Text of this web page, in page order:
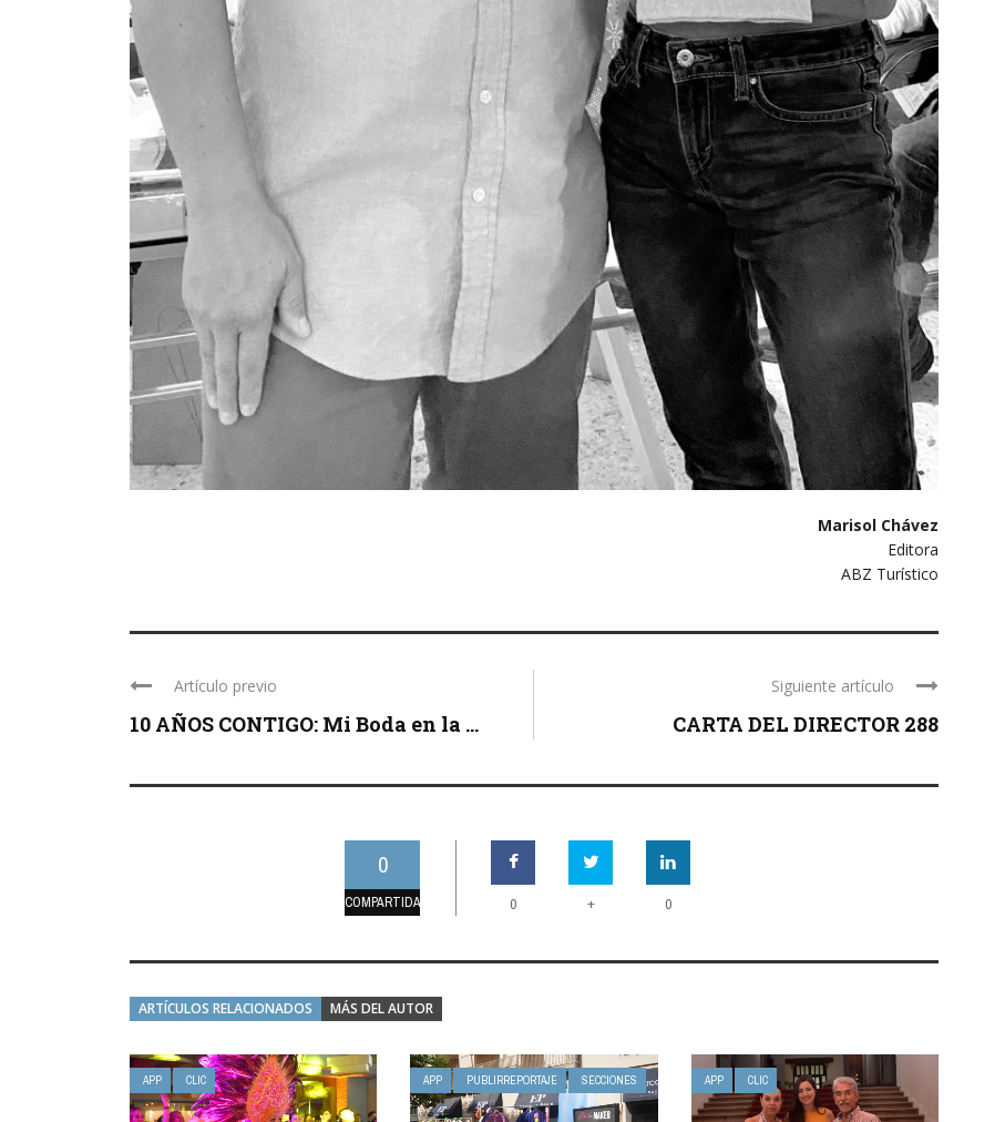
Marisol Chávez
Editora
ABZ Turístico
Artículo previo
10 AÑOS CONTIGO: Mi Boda en la ...
Siguiente artículo
CARTA DEL DIRECTOR 288
0
COMPARTIDAS 0 + 0
ARTÍCULOS RELACIONADOS MÁS DEL AUTOR
APP CLIC APP PUBLIRREPORTAJE SECCIONES APP CLIC